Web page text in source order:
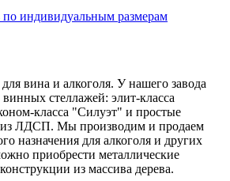
по индивидуальным размерам
вина и алкоголя. У нашего завода
стеллажей: элит-класса
класса "Силуэт" и простые
из ЛДСП. Мы производим и продаем
назначения для алкоголя и других
приобрести металлические
из массива дерева.